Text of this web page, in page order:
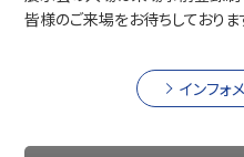
皆様のご来場をお待ちしておりま
インフォ